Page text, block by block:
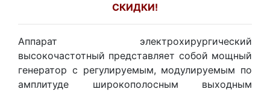
СКИДКИ!
Аппарат электрохирургический
высокочастотный представляет собой мощный
генератор с регулируемым, модулируемым по
амплитуде широкополосным выходным